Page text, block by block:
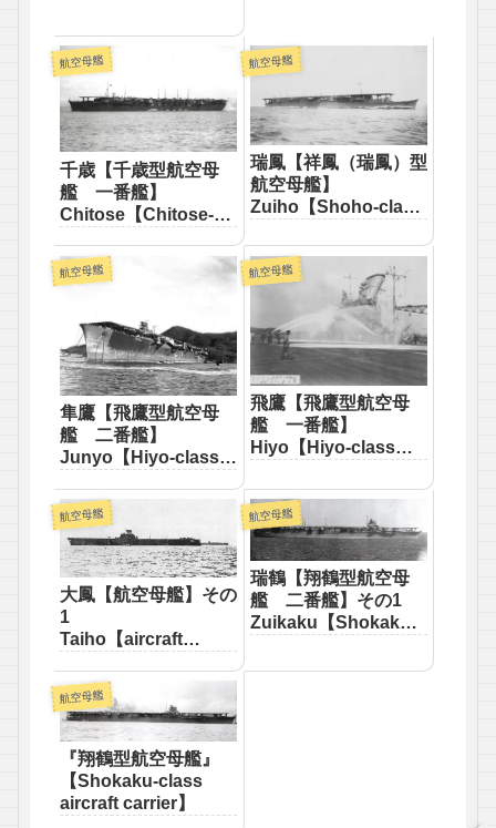
航空母艦
千歳【千歳型航空母
艦 一番艦】
Chitose【Chitose-
First】
航空母艦
瑞鳳【祥鳳（瑞鳳）型
航空母艦】
Zuiho【Shoho-class
航空母艦
隼鷹【飛鷹型航空母
艦 二番艦】
Junyo【Hiyo-class
Second】
航空母艦
飛鷹【飛鷹型航空母
艦 一番艦】
Hiyo【Hiyo-class
航空母艦
大鳳【航空母艦】その
1
Taiho【aircraft
航空母艦
瑞鶴【翔鶴型航空母
艦 二番艦】その1
Zuikaku【Shokaku-
Second】
航空母艦
『翔鶴型航空母艦』
【Shokaku-class
aircraft carrier】